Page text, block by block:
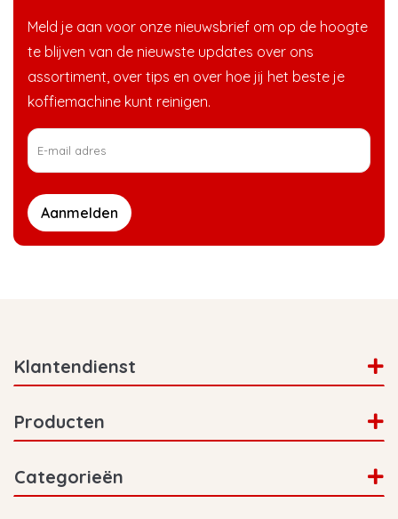
Meld je aan voor onze nieuwsbrief om op de hoogte
te blijven van de nieuwste updates over ons
assortiment, over tips en over hoe jij het beste je
koffiemachine kunt reinigen.
Aanmelden
Klantendienst
Producten
Categorieën